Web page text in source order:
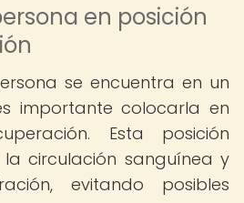
en posición
se encuentra en un
importante colocarla en
Esta posición
circulación sanguínea y
evitando posibles